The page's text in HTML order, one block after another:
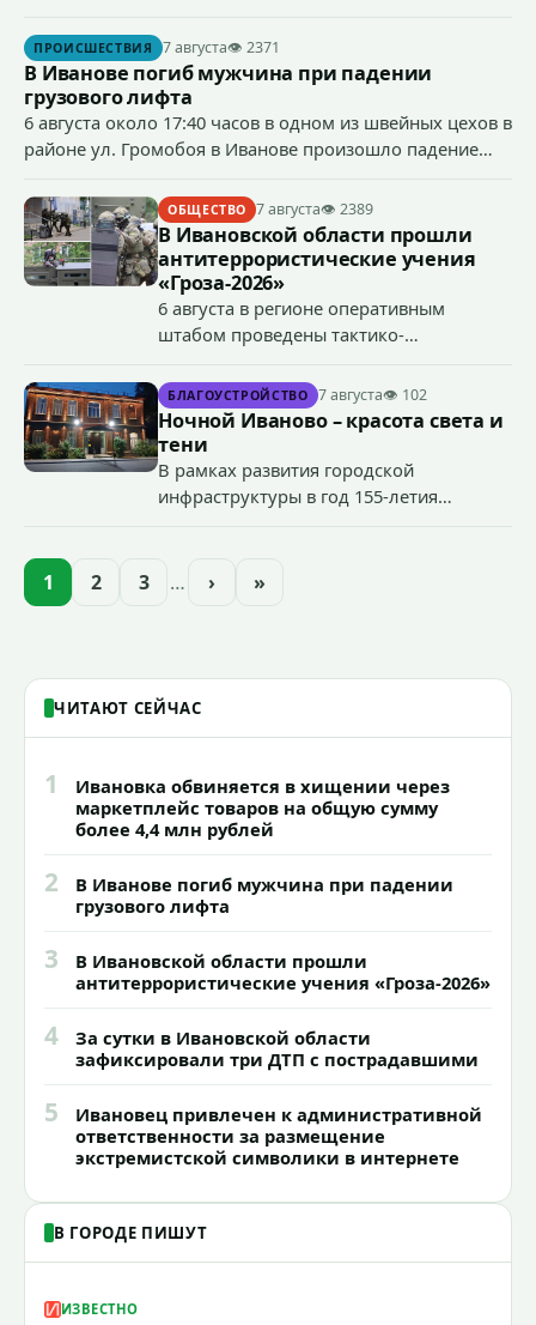
сумму более 4,4 млн рублей через маркетплейс.
ПРОИСШЕСТВИЯ 7 августа👁 2371
В Иванове погиб мужчина при падении
грузового лифта
6 августа около 17:40 часов в одном из швейных цехов в
районе ул. Громобоя в Иванове произошло падение
ОБЩЕСТВО 7 августа👁 2389
В Ивановской области прошли
антитеррористические учения
«Гроза-2026»
6 августа в регионе оперативным
штабом проведены тактико-
террористического акта на объекте
органов государственной власти.
«Гроза-2026».
БЛАГОУСТРОЙСТВО 7 августа👁 102
Ночной Иваново – красота света и
тени
В рамках развития городской
инфраструктуры в год 155-летия
проекта подсветки исторических
1 2 3 … › »
ЧИТАЮТ СЕЙЧАС
1
Ивановка обвиняется в хищении через
маркетплейс товаров на общую сумму
более 4,4 млн рублей
2
В Иванове погиб мужчина при падении
грузового лифта
3
В Ивановской области прошли
антитеррористические учения «Гроза-2026»
4
За сутки в Ивановской области
зафиксировали три ДТП с пострадавшими
5
Ивановец привлечен к административной
ответственности за размещение
экстремистской символики в интернете
В ГОРОДЕ ПИШУТ
ИЗВЕСТНО